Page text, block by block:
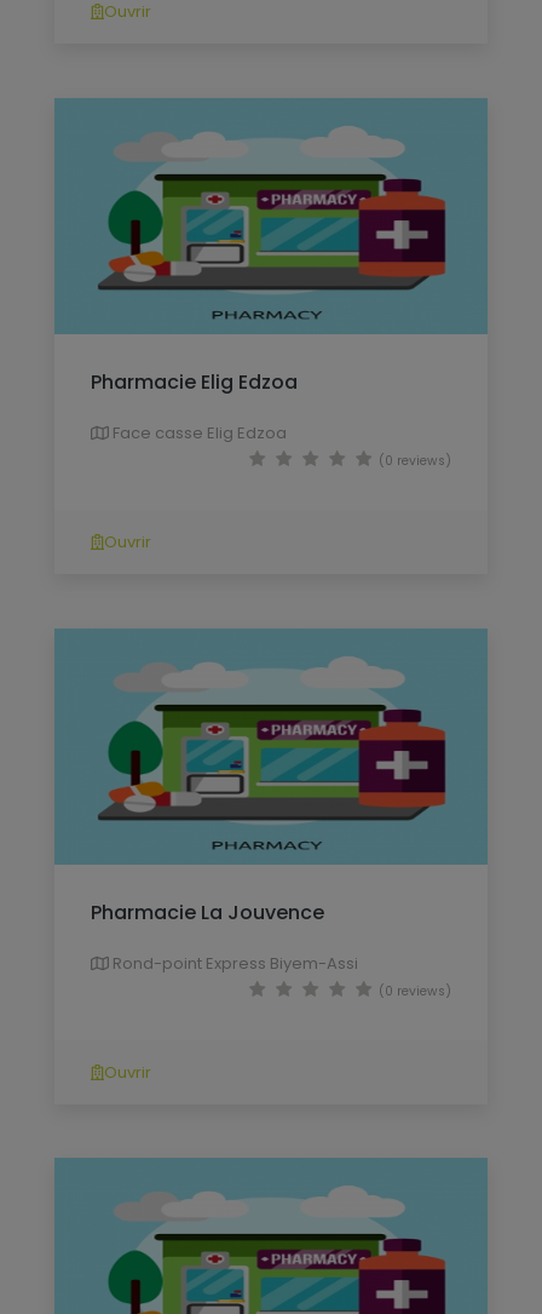
Ouvrir
Pharmacie Elig Edzoa
Face casse Elig Edzoa
(0 reviews)
Ouvrir
Pharmacie La Jouvence
Rond-point Express Biyem-Assi
(0 reviews)
Ouvrir